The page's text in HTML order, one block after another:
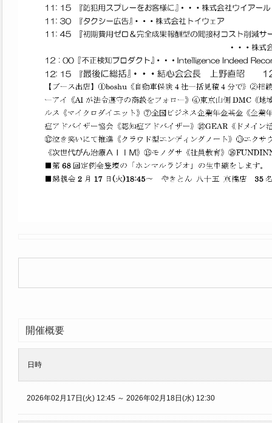
開催概要
日時
2026年02月17日(火) 12:45 ～ 2026年02月18日(水) 12:30